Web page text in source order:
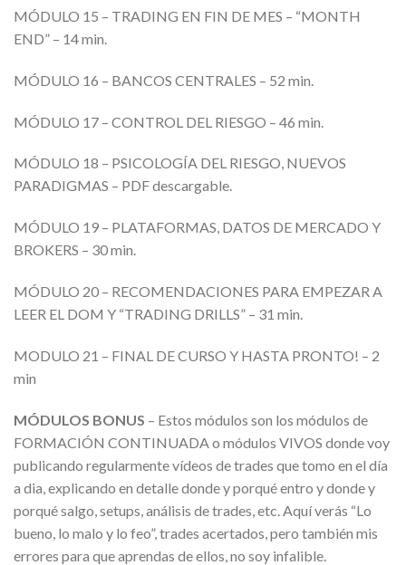
MÓDULO 15 – TRADING EN FIN DE MES – “MONTH
END” – 14 min.
MÓDULO 16 – BANCOS CENTRALES – 52 min.
MÓDULO 17 – CONTROL DEL RIESGO – 46 min.
MÓDULO 18 – PSICOLOGÍA DEL RIESGO, NUEVOS
PARADIGMAS – PDF descargable.
MÓDULO 19 – PLATAFORMAS, DATOS DE MERCADO Y
BROKERS – 30 min.
MÓDULO 20 – RECOMENDACIONES PARA EMPEZAR A
LEER EL DOM Y “TRADING DRILLS” – 31 min.
MODULO 21 – FINAL DE CURSO Y HASTA PRONTO! – 2
min
MÓDULOS BONUS – Estos módulos son los módulos de
FORMACIÓN CONTINUADA o módulos VIVOS donde voy
publicando regularmente vídeos de trades que tomo en el día
a dia, explicando en detalle donde y porqué entro y donde y
porqué salgo, setups, análisis de trades, etc. Aquí verás “Lo
bueno, lo malo y lo feo”, trades acertados, pero también mis
errores para que aprendas de ellos, no soy infalible.